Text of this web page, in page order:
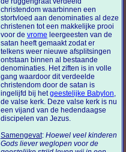
christendom waarbinnen een
stortvloed aan denominaties al deze
christenen tot een makkelijke prooi
voor de vrome leergeesten van de
satan heeft gemaakt zodat er
telkens weer nieuwe afsplitsingen
ontstaan binnen al bestaande
denominaties. Het ziften is in volle
gang waardoor dit verdeelde
christendom door de satan is
ingelijfd bij hetgeestelijke Babylon,
de valse kerk. Deze valse kerk is nu
een vijand van de hedendaagse
discipelen van Jezus.
Samengevat: Hoewel veel kinderen
Gods liever weglopen voor de